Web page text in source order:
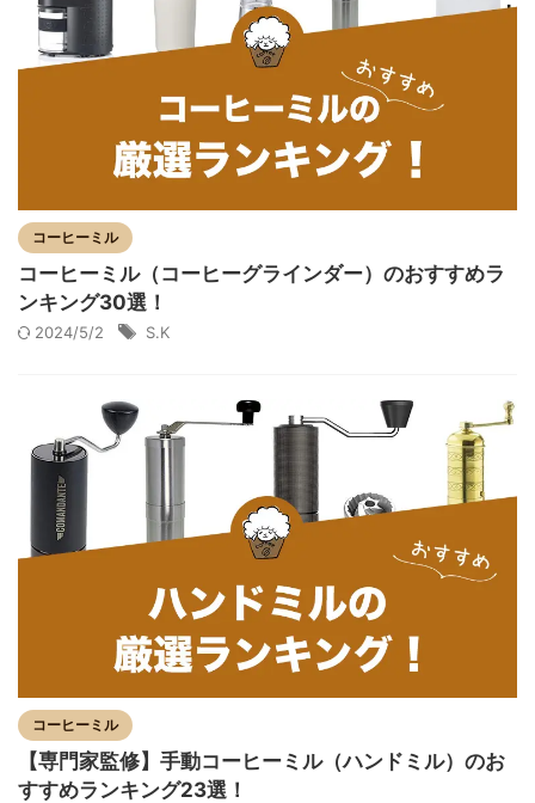
コーヒーミル
コーヒーミル（コーヒーグラインダー）のおすすめラ
ンキング30選！
2024/5/2 S.K
コーヒーミル
【専門家監修】手動コーヒーミル（ハンドミル）のお
すすめランキング23選！